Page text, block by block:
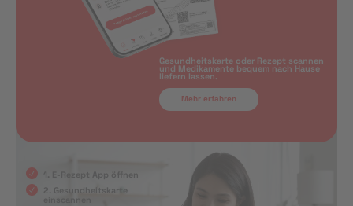
Gesundheitskarte oder Rezept scannen
und Medikamente bequem nach Hause
liefern lassen.
Mehr erfahren
1. E-Rezept App öffnen
2. Gesundheitskarte
einscannen